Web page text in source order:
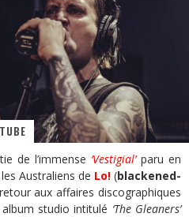
Introducing Newcomer : Gudewife
de l’immense ‘Vestigial’paru en
Australiens de Lo! (blackened-
aux affaires discographiques
studio intitulé ‘The Gleaners’